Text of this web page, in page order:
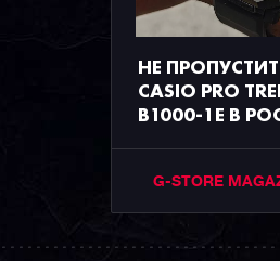
НЕ
CASIO PRO
B1000-1E В
G-STORE